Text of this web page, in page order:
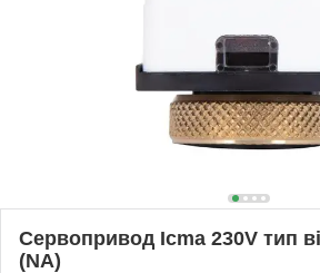
Сервопривод Icma 230V тип
(NA)